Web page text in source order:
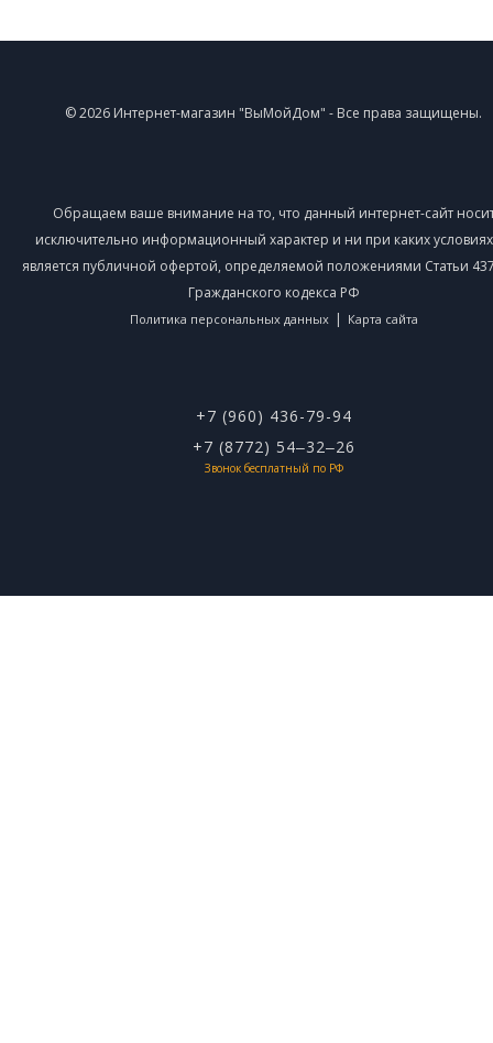
© 2026 Интернет-магазин "ВыМойДом" - Все права защищены.
Обращаем ваше внимание на то, что данный интернет-сайт
исключительно информационный характер и ни при каких
является публичной офертой, определяемой положениями Статьи
Гражданского кодекса РФ
Политика персональных данных | Карта сайта
+7 (960) 436-79-94
+7 (8772) 54‒32‒26
Звонок бесплатный по РФ